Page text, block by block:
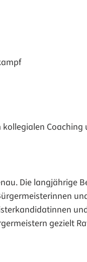
Die langjährige
gezielt